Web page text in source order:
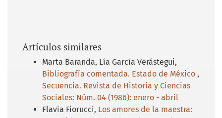
Artículos similares
Marta Baranda, Lía García Verástegui,
Bibliografía comentada. Estado de México ,
Secuencia. Revista de Historia y Ciencias
Sociales: Núm. 04 (1986): enero - abril
Flavia Fiorucci, Los amores de la maestra: